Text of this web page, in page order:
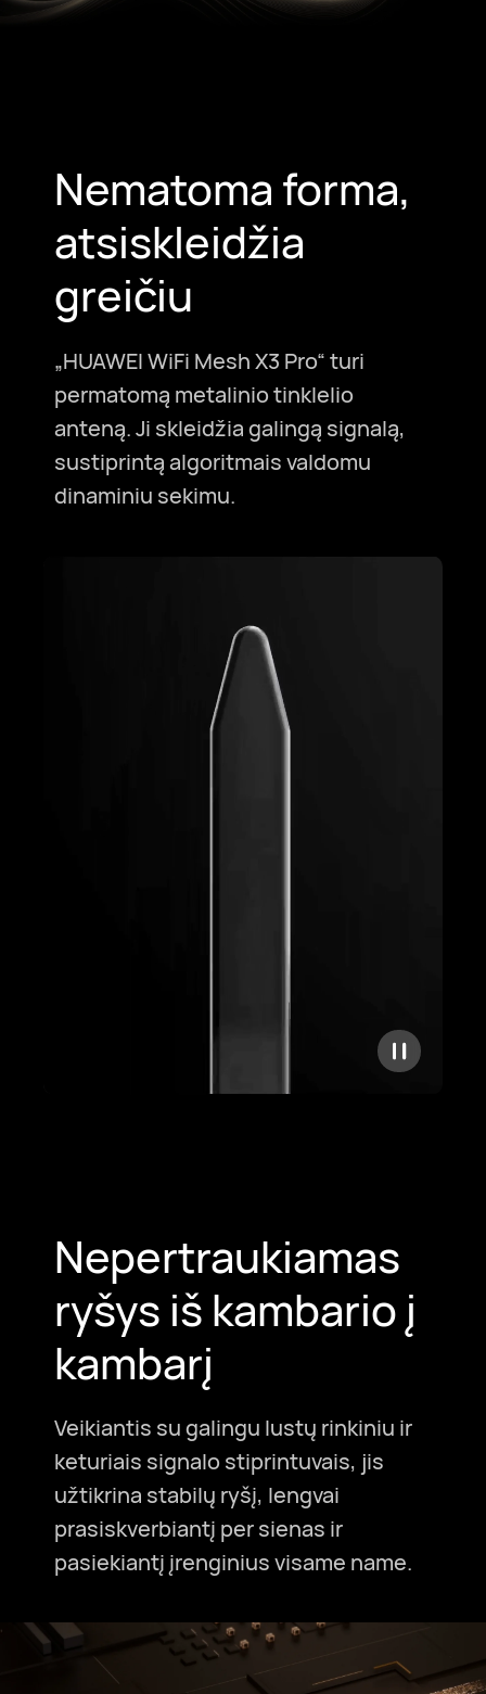
Nematoma forma,
atsiskleidžia
greičiu
„HUAWEI WiFi Mesh X3 Pro“ turi
permatomą metalinio tinklelio
anteną. Ji skleidžia galingą signalą,
sustiprintą algoritmais valdomu
dinaminiu sekimu.
Nepertraukiamas
ryšys iš kambario į
kambarį
Veikiantis su galingu lustų rinkiniu ir
keturiais signalo stiprintuvais, jis
užtikrina stabilų ryšį, lengvai
prasiskverbiantį per sienas ir
pasiekiantį įrenginius visame name.